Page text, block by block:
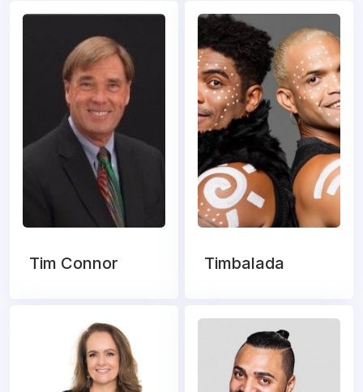
Tim Connor Timbalada